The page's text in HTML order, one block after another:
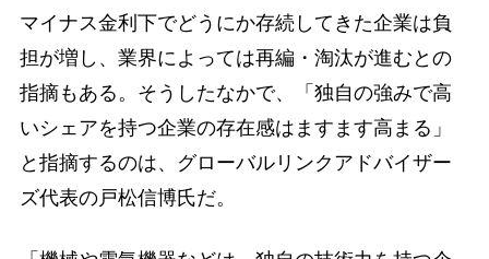
マイナス金利下でどうにか存続してきた企業は負
担が増し、業界によっては再編・淘汰が進むとの
指摘もある。そうしたなかで、「独自の強みで高
いシェアを持つ企業の存在感はますます高まる」
と指摘するのは、グローバルリンクアドバイザー
ズ代表の戸松信博氏だ。